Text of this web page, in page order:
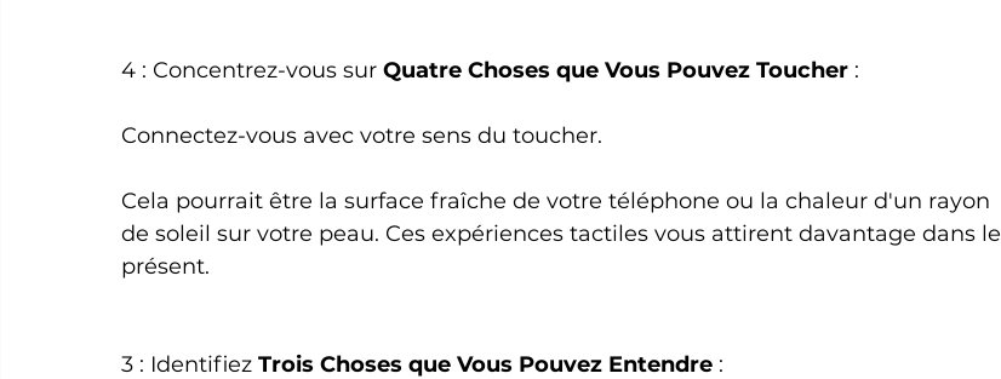
4 : Concentrez-vous sur Quatre Choses que Vous Pouvez Toucher :
Connectez-vous avec votre sens du toucher.
Cela pourrait être la surface fraîche de votre téléphone ou la chaleur d'un rayon
de soleil sur votre peau. Ces expériences tactiles vous attirent davantage dans le
présent.
3 : Identifiez Trois Choses que Vous Pouvez Entendre :